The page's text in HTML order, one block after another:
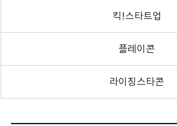
킥!스타트업
플레이콘
라이징스타콘